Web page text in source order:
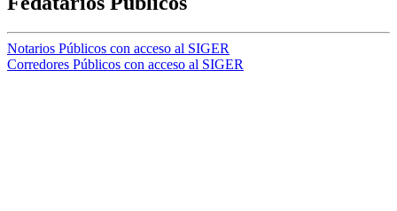
Notarios Públicos con acceso al SIGER
Corredores Públicos con acceso al SIGER